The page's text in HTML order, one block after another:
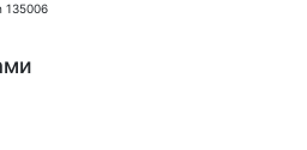
135006